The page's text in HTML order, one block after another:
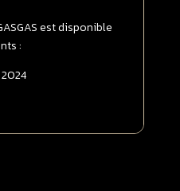
est disponible
: